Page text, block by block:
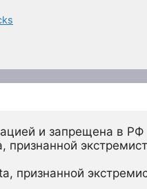
и запрещена в РФ
признанной